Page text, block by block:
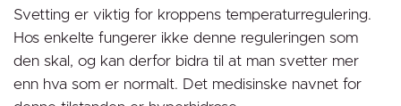
Svetting er viktig for kroppens temperaturregulering.
Hos enkelte fungerer ikke denne reguleringen som
den skal, og kan derfor bidra til at man svetter mer
enn hva som er normalt. Det medisinske navnet for